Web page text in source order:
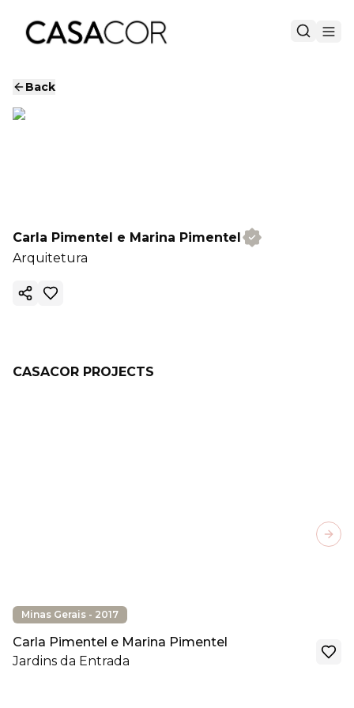
Back
Carla Pimentel e Marina Pimentel
Arquitetura
Copy ink
CASACOR PROJECTS
Minas Gerais - 2017
Carla Pimentel e Marina Pimentel
Jardins da Entrada